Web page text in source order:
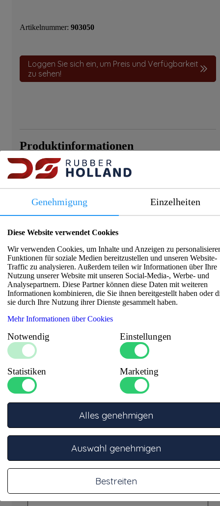
Artikelnummer: 903050
Loggen Sie sich ein, um Preis und Verfügbarkeit
zu sehen!
Produktinformationen
Diese Crimpzange wurde speziell für das Crimpen von
isolierten männlichen und weiblichen Kabelschuhen
Ergebnisse.
Spezifikationen
Bereich (mm²) : 0,5 - 6
Zusätzliche
Informationen 1
:
Für isolierte Kabelschuhe
(Stecker/Buchse)
Material
: Stahl
Typ
Crimpzange
Zusätzliche
Informationen
Für isolierte Kabelschuhe
(Stecker/Buchse)
Fragen Sie unsere Experten
Telefon
Rufen Sie +31332457886 für telefonische
Unterstützung an
An Werktagen von 08:30 – 17:00 Uhr
Genehmigung Einzelheiten
Diese Website verwendet Cookies
Wir verwenden Cookies, um Inhalte und Anzeigen zu
Funktionen für soziale Medien bereitzustellen und unseren Website-
Traffic zu analysieren. Außerdem teilen wir Informationen über Ihre
Nutzung unserer Website mit unseren Social-Media-, Werbe- und
Analysepartnern. Diese Partner können diese Daten mit weiteren
Informationen kombinieren, die Sie ihnen bereitgestellt haben oder
sie durch Ihre Nutzung ihrer Dienste gesammelt haben.
Mehr Informationen über Cookies
Notwendig Einstellungen
Statistiken Marketing
Bestreiten
Auswahl genehmigen
Alles genehmigen